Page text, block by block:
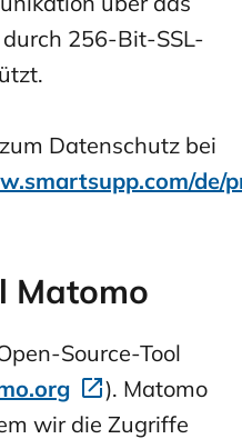
256-Bit-SSL-
Datenschutz bei
de/
Matomo
Source-Tool
). Matomo
wir die Zugriffe